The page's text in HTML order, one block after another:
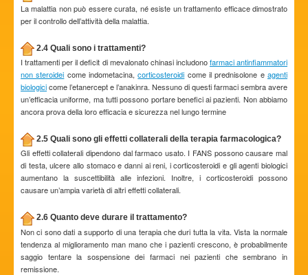
La malattia non può essere curata, né esiste un trattamento efficace dimostrato
per il controllo dell’attività della malattia.
2.4 Quali sono i trattamenti?
I trattamenti per il deficit di mevalonato chinasi includonofarmaci antinfiammatori
non steroidei come indometacina,corticosteroidi come il prednisolone eagenti
biologicicome l’etanercept e l’anakinra. Nessuno di questi farmaci sembra avere
un’efficacia uniforme, ma tutti possono portare benefici ai pazienti. Non abbiamo
ancora prova della loro efficacia e sicurezza nel lungo termine
2.5 Quali sono gli effetti collaterali della terapia farmacologica?
Gli effetti collaterali dipendono dal farmaco usato. I FANS possono causare mal
di testa, ulcere allo stomaco e danni ai reni, i corticosteroidi e gli agenti biologici
aumentano la suscettibilità alle infezioni. Inoltre, i corticosteroidi possono
causare un’ampia varietà di altri effetti collaterali.
2.6 Quanto deve durare il trattamento?
Non ci sono dati a supporto di una terapia che duri tutta la vita. Vista la normale
tendenza al miglioramento man mano che i pazienti crescono, è probabilmente
saggio tentare la sospensione dei farmaci nei pazienti che sembrano in
remissione.